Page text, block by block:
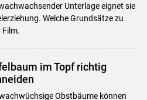
Unterlage eignet sie
Welche Grundsätze zu
Film.
im Topf richtig
Obstbäume können